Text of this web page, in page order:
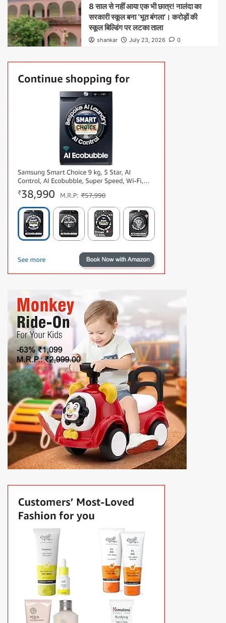
8 साल से नहीं आया एक भी छात्र! नालंदा का
सरकारी स्कूल बना ‘भूत बंगला’। करोड़ों की
स्कूल बिल्डिंग पर लटका ताला
shankar July 23, 2026 0